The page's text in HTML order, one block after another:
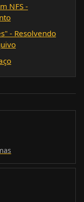
NFS -
- Resolvendo